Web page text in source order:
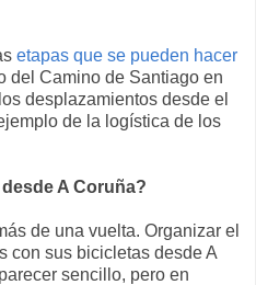
etapas que se pueden hacer
del Camino de Santiago en
desplazamientos desde el
de la logística de los
A Coruña?
de una vuelta. Organizar el
con sus bicicletas desde A
sencillo, pero en